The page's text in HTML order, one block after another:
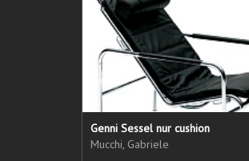
Genni Sessel nur cushion
Mucchi, Gabriele